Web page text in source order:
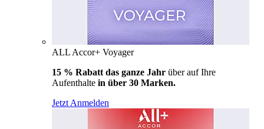
ALL Accor+ Voyager
15 % Rabatt das ganze Jahr über auf Ihre
Aufenthalte in über 30 Marken.
Jetzt Anmelden